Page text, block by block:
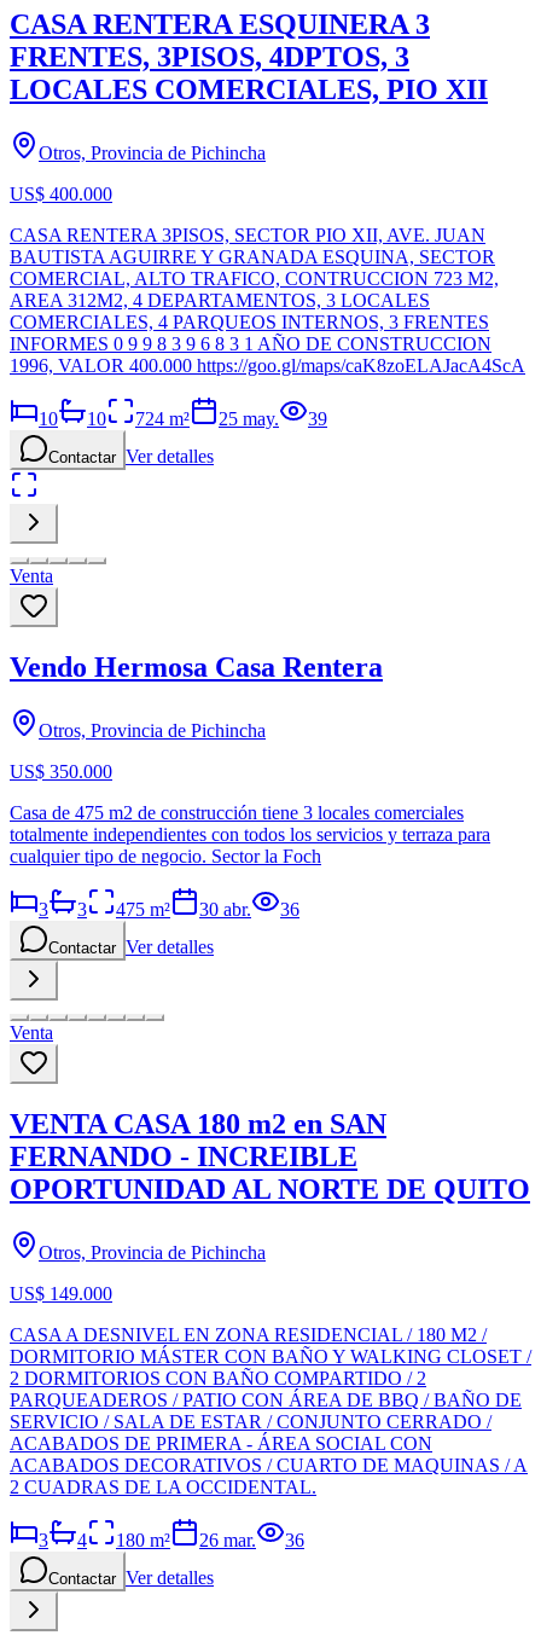
CASA RENTERA ESQUINERA 3
FRENTES, 3PISOS, 4DPTOS, 3
LOCALES COMERCIALES, PIO XII
Otros, Provincia de Pichincha
US$ 400.000
CASA RENTERA 3PISOS, SECTOR PIO XII, AVE. JUAN
BAUTISTA AGUIRRE Y GRANADA ESQUINA, SECTOR
COMERCIAL, ALTO TRAFICO, CONTRUCCION 723 M2,
AREA 312M2, 4 DEPARTAMENTOS, 3 LOCALES
COMERCIALES, 4 PARQUEOS INTERNOS, 3 FRENTES
INFORMES 0 9 9 8 3 9 6 8 3 1 AÑO DE CONSTRUCCION
1996, VALOR 400.000 https://goo.gl/maps/caK8zoELAJacA4ScA
10 10 724 m² 25 may. 39
Contactar Ver detalles
Venta
Vendo Hermosa Casa Rentera
Otros, Provincia de Pichincha
US$ 350.000
Casa de 475 m2 de construcción tiene 3 locales comerciales
totalmente independientes con todos los servicios y terraza para
cualquier tipo de negocio. Sector la Foch
3 3 475 m² 30 abr. 36
Contactar Ver detalles
Venta
VENTA CASA 180 m2 en SAN
FERNANDO - INCREIBLE
OPORTUNIDAD AL NORTE DE QUITO
Otros, Provincia de Pichincha
US$ 149.000
CASA A DESNIVEL EN ZONA RESIDENCIAL / 180 M2 /
DORMITORIO MÁSTER CON BAÑO Y WALKING CLOSET /
2 DORMITORIOS CON BAÑO COMPARTIDO / 2
PARQUEADEROS / PATIO CON ÁREA DE BBQ / BAÑO DE
SERVICIO / SALA DE ESTAR / CONJUNTO CERRADO /
ACABADOS DE PRIMERA - ÁREA SOCIAL CON
ACABADOS DECORATIVOS / CUARTO DE MAQUINAS / A
2 CUADRAS DE LA OCCIDENTAL.
3 4 180 m² 26 mar. 36
Contactar Ver detalles